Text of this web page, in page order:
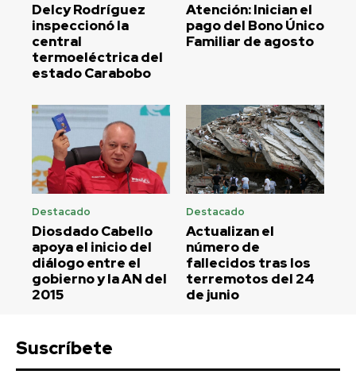
Delcy Rodríguez
inspeccionó la
central
termoeléctrica del
estado Carabobo
Atención: Inician el
pago del Bono Único
Familiar de agosto
Destacado
Diosdado Cabello
apoya el inicio del
diálogo entre el
gobierno y la AN del
2015
Destacado
Actualizan el
número de
fallecidos tras los
terremotos del 24
de junio
Suscríbete